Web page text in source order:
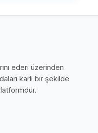
ederi üzerinden
karlı bir şekilde